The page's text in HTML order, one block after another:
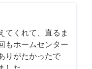
てくれて、直るま
もホームセンター
りがたかったで